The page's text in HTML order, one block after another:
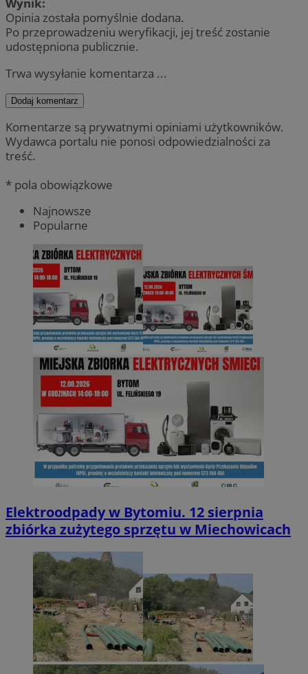
Wynik:
Opinia została pomyślnie dodana.
Po przeprowadzeniu weryfikacji, jej treść zostanie
udostępniona publicznie.
Trwa wysyłanie komentarza ...
Dodaj komentarz
Komentarze są prywatnymi opiniami użytkowników.
Wydawca portalu nie ponosi odpowiedzialności za
treść.
* pola obowiązkowe
Najnowsze
Popularne
Elektroodpady w Bytomiu. 12 sierpnia
zbiórka zużytego sprzętu w Miechowicach